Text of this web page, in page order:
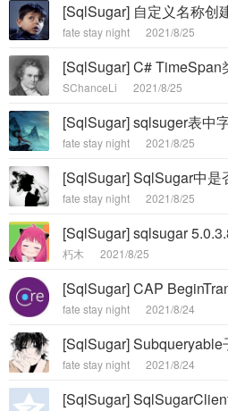
[SqlSugar] 自定义名称创
fate stay night 2021/8/25
SChanceLi 2021/8/25
fate stay night 2021/8/25
[SqlSugar] SqlSugar中是
fate stay night 2021/8/25
[SqlSugar] sqlsugar
朽木 2021/8/25
[SqlSugar] CAP
fate stay night 2021/8/24
fate stay night 2021/8/24
[SqlSugar]